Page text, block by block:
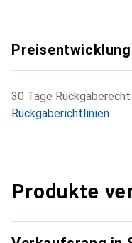
Preisentwicklung
30 Tage Rückgaberecht
Rückgaberichtlinien
Produkte